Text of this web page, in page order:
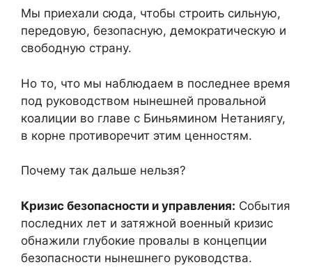
Мы приехали сюда, чтобы строить сильную,
передовую, безопасную, демократическую и
свободную страну.
Но то, что мы наблюдаем в последнее время
под руководством нынешней провальной
коалиции во главе с Биньямином Нетаниягу,
в корне противоречит этим ценностям.
Почему так дальше нельзя?
Кризис безопасности и управления: События
последних лет и затяжной военный кризис
обнажили глубокие провалы в концепции
безопасности нынешнего руководства.